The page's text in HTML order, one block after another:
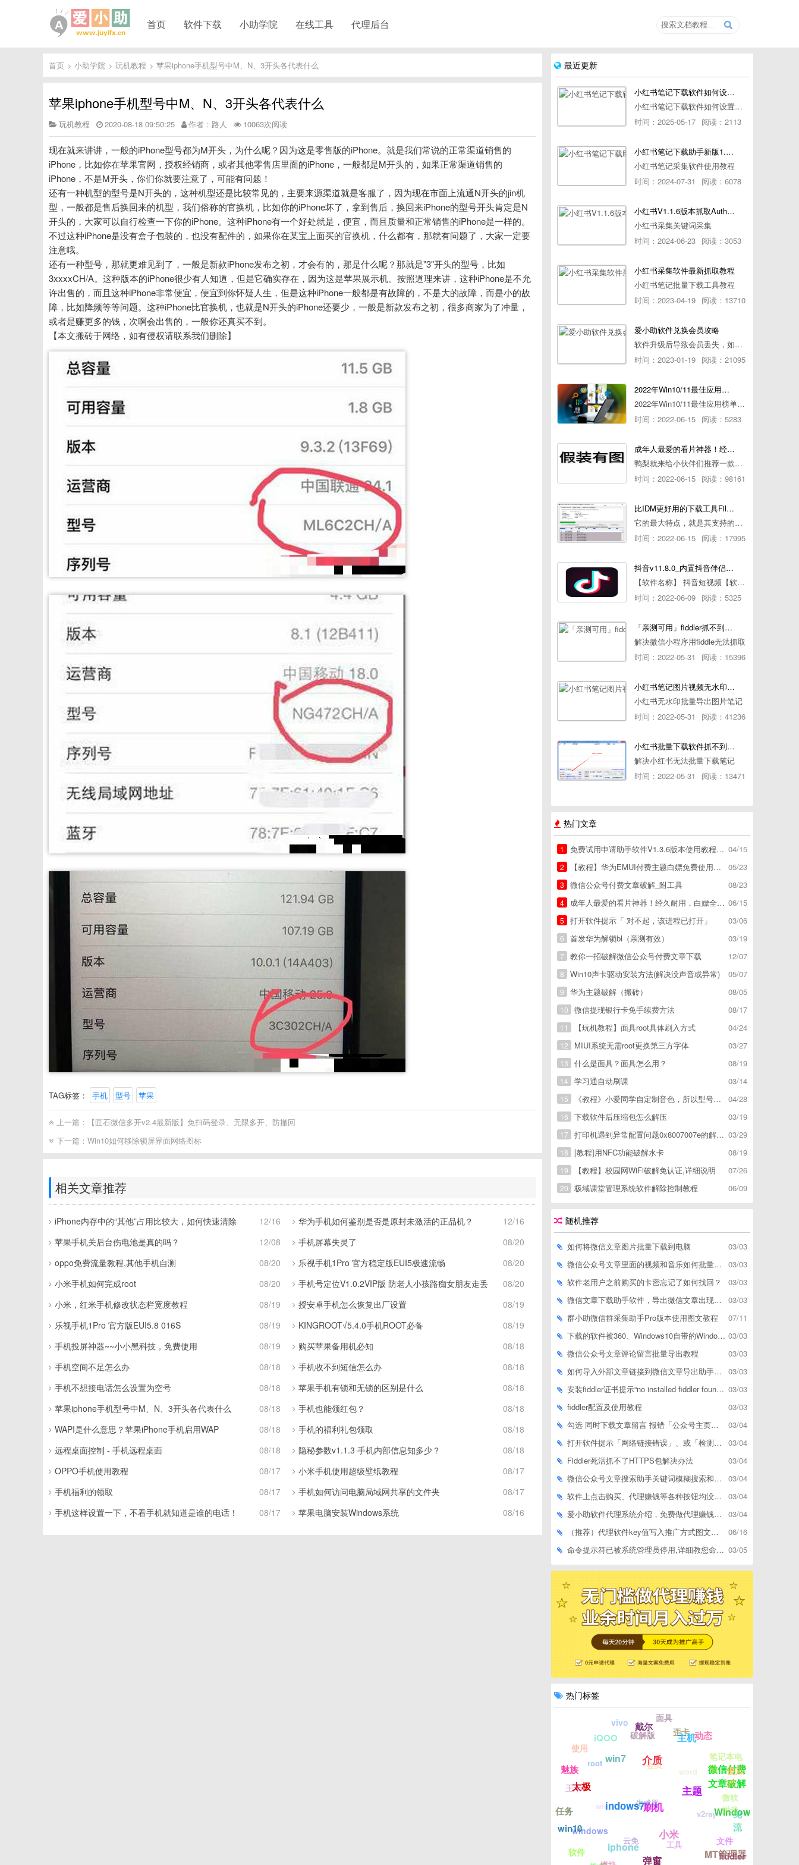
首页 软件下载 小助学院 在线工具 代理后台
首页 > 小助学院 > 玩机教程 > 苹果iphone手机型号中M、N、3开头各代表什么
苹果iphone手机型号中M、N、3开头各代表什么
玩机教程 2020-08-18 09:50:25 作者：路人 10063次阅读
现在就来讲讲，一般的iPhone型号都为M开头，为什么呢？因为这是零售版的iPhone。就是我们常说的正常渠道销售的
iPhone，比如你在苹果官网，授权经销商，或者其他零售店里面的iPhone，一般都是M开头的，如果正常渠道销售的
iPhone，不是M开头，你们你就要注意了，可能有问题！
还有一种机型的型号是N开头的，这种机型还是比较常见的，主要来源渠道就是客服了，因为现在市面上流通N开头的jin机
型，一般都是售后换回来的机型，我们俗称的官换机，比如你的iPhone坏了，拿到售后，换回来iPhone的型号开头肯定是N
开头的，大家可以自行检查一下你的iPhone。这种iPhone有一个好处就是，便宜，而且质量和正常销售的iPhone是一样的。
不过这种iPhone是没有盒子包装的，也没有配件的，如果你在某宝上面买的官换机，什么都有，那就有问题了，大家一定要
注意哦。
还有一种型号，那就更难见到了，一般是新款iPhone发布之初，才会有的，那是什么呢？那就是"3"开头的型号，比如
3xxxxCH/A。这种版本的iPhone很少有人知道，但是它确实存在，因为这是苹果展示机。按照道理来讲，这种iPhone是不允
许出售的，而且这种iPhone非常便宜，便宜到你怀疑人生，但是这种iPhone一般都是有故障的，不是大的故障，而是小的故
障，比如降频等等问题。这种iPhone比官换机，也就是N开头的iPhone还要少，一般是新款发布之初，很多商家为了冲量，
或者是赚更多的钱，次啊会出售的，一般你还真买不到。
【本文搬砖于网络，如有侵权请联系我们删除】
TAG标签： 手机 型号 苹果
上一篇：
【匠石微信多开v2.4最新版】免扫码登录、无限多开、防撤回
下一篇： Win10如何移除锁屏界面网络图标
相关文章推荐
12/16
iPhone内存中的“其他”占用比较大，如何快速清除 12/16
华为手机如何鉴别是否是原封未激活的正品机？
12/08
苹果手机关后台伤电池是真的吗？ 08/20
手机屏幕失灵了
08/20
oppo免费流量教程,其他手机自测 08/20
乐视手机1Pro 官方稳定版EUI5极速流畅
08/20
小米手机如何完成root 08/20
手机号定位V1.0.2VIP版 防老人小孩路痴女朋友走丢
08/19
小米，红米手机修改状态栏宽度教程 08/19
授安卓手机怎么恢复出厂设置
08/19
乐视手机1Pro 官方版EUI5.8 016S 08/19
KINGROOT√5.4.0手机ROOT必备
08/19
手机投屏神器~~小小黑科技，免费使用 08/18
购买苹果备用机必知
08/18
手机空间不足怎么办 08/18
手机收不到短信怎么办
08/18
手机不想接电话怎么设置为空号 08/18
苹果手机有锁和无锁的区别是什么
08/18
苹果iphone手机型号中M、N、3开头各代表什么 08/18
手机也能领红包？
08/18
WAPI是什么意思？苹果iPhone手机启用WAP 08/18
手机的福利礼包领取
08/18
远程桌面控制 - 手机远程桌面 08/18
隐秘参数v1.1.3 手机内部信息知多少？
08/17
OPPO手机使用教程 08/17
小米手机使用超级壁纸教程
08/17
手机福利的领取 08/17
手机如何访问电脑局域网共享的文件夹
08/17
手机这样设置一下，不看手机就知道是谁的电话！ 08/16
苹果电脑安装Windows系统
最近更新
小红书笔记下载软件如何设置浏览器路径
小红书笔记下载软件如何设置浏览器路径
时间：2025-05-17 阅读：2113
小红书笔记下载助手新版1.1.7版本使用教程
小红书笔记采集软件使用教程
时间：2024-07-31
阅读：6078
小红书V1.1.6版本抓取AuthorId最新教程
小红书采集关键词采集
时间：2024-06-23 阅读：3053
小红书采集软件最新抓取教程
小红书笔记批量下载工具教程
时间：2023-04-19 阅读：13710
爱小助软件兑换会员攻略
软件升级后导致会员丢失，如何快速兑换会员详细攻略
时间：2023-01-19 阅读：21095
2022年Win10/11最佳应用榜单出炉！ 你都用过几个？
2022年Win10/11最佳应用榜单出炉！ 你都用过几个？
时间：2022-06-15 阅读：5283
成年人最爱的看片神器！经久耐用-白嫖全网资源
鸭梨就来给小伙伴们推荐一款经久耐用的良心播放器，资源齐全无广告，可以放心使用~
时间：2022-06-15 阅读：98161
比IDM更好用的下载工具File Centipede文件蜈蚣-秒杀迅雷-直接飞起！
它的最大特点，就是其支持的下载协议几乎是市面上最全面的，包括HTTP/FTP、BT种子、磁力链接，m3u8流任务（AES-128解密）。
时间：2022-06-15 阅读：17995
抖音v11.8.0_内置抖音伴侣/视频去水印
【软件名称】 抖音短视频【软件版本】 11.8.0【软件大小】 83.74M【是否Root】不需要【测试机型】PCML10 [oppo Reno Ace]【文字介绍】 抖音短视频app是一款很有意思娱
时间：2022-06-09 阅读：5325
「亲测可用」fiddler抓不到pc端微信小程序包解决方案
解决微信小程序用fiddle无法抓取
时间：2022-05-31
阅读：15396
小红书笔记图片视频无水印批量下载软件使用教程
小红书无水印批量导出图片笔记
时间：2022-05-31
阅读：41236
小红书批量下载软件抓不到authorId如何解决
解决小红书无法批量下载笔记
时间：2022-05-31
阅读：13471
热门文章
04/15
1
免费试用申请助手软件V1.3.6版本使用教程，免费领空调冰箱，附下载地址
05/23
2
【教程】华为EMUI付费主题白嫖免费使用方法。
08/23
3
微信公众号付费文章破解_附工具
06/15
4
成年人最爱的看片神器！经久耐用，白嫖全网资源
03/06
5
打开软件提示「 对不起，该进程已打开」
03/19
6
首发华为解锁bl（亲测有效）
12/07
7
教你一招破解微信公众号付费文章下载
05/07
8
Win10声卡驱动安装方法(解决没声音或异常)
08/05
9
华为主题破解（搬砖）
08/17
10
微信提现银行卡免手续费方法
04/24
11
【玩机教程】面具root具体刷入方式
03/27
12
MIUI系统无需root更换第三方字体
08/19
13
什么是面具？面具怎么用？
03/14
14
学习通自动刷课
04/28
15
《教程》小爱同学自定制音色，所以型号通用，不用root
03/19
16
下载软件后压缩包怎么解压
03/29
17
打印机遇到异常配置问题0x8007007e的解决方
08/19
18
[教程]用NFC功能破解水卡
07/26
19
【教程】校园网WiFi破解免认证,详细说明
06/09
20 极域课堂管理系统软件解除控制教程
随机推荐
03/03
如何将微信文章图片批量下载到电脑
03/03
微信公众号文章里面的视频和音乐如何批量下载到电脑上
03/03
软件老用户之前购买的卡密忘记了如何找回？
03/03
微信文章下载助手软件，导出微信文章出现「导出失败*篇」如何解决
07/11
群小助微信群采集助手Pro版本使用图文教程
03/03
下载的软件被360、Windows10自带的Windows Defender、腾讯管家等杀毒软件误删了怎么解决
03/03
微信公众号文章评论留言批量导出教程
03/03
如何导入外部文章链接到微信文章导出助手批量下载，附上3种方式
03/03
安装fiddler证书提示“no installed fiddler found”或开启代理ip失败
03/03
fiddler配置及使用教程
03/04
勾选 同时下载文章留言 报错「公众号主页和加载cookie参数不能为空」
03/04
打开软件提示「网络链接错误」、或「检测版本更新失败」等网络问题解决方案
03/04
Fiddler死活抓不了HTTPS包解决办法
03/04
微信公众号文章搜索助手关键词模糊搜索和精确匹配搜索的区别
03/04
软件上点击购买、代理赚钱等各种按钮均没有反应，不打开相应网址怎么解决
03/04
爱小助软件代理系统介绍，免费做代理赚钱，带你轻松月收入过万
06/16
（推荐）代理软件key值写入推广方式图文教程
03/05
命令提示符已被系统管理员停用,详细教您命令提示符已被系统管理员停用怎么办
热门标签
刷机
indows7
iphone
弹窗
小米
主题
介质
win7
太极
win10
MT管理器
Windows7
微信付费
文章破解
主机
戴尔
iQOO
魅族
任务
软件 fiddler
免
流
傻瓜
式
动态
面具
vivo
使用
王卡
windows
文件
微软
拼音
笔记本电
脑
歪卡
破解版
root
win
云免 工具
v2ray
word
会员
生成器